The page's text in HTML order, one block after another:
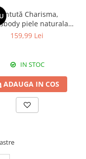
Charisma,
piele naturala
roz prafuit 8211
159,99 Lei
IN STOC
ADAUGA IN COS